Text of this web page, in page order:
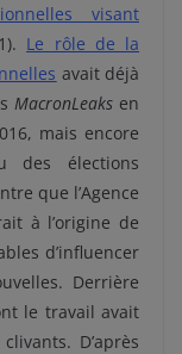
visant
Le rôle de la
avait déjà
MacronLeaks en
mais encore
des élections
que l’Agence
à l’origine de
d’influencer
Derrière
le travail avait
D’après